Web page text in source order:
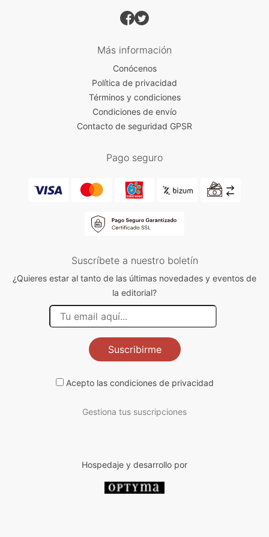
Más información
Conócenos
Política de privacidad
Términos y condiciones
Condiciones de envío
Contacto de seguridad GPSR
Pago seguro
Suscríbete a nuestro boletín
¿Quieres estar al tanto de las últimas novedades y eventos de
la editorial?
Suscribirme
Acepto las condiciones de privacidad
Gestiona tus suscripciones
Hospedaje y desarrollo por